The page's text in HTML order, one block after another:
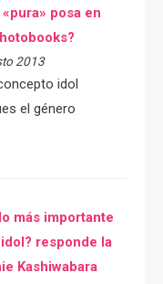
posa en
2013
idol
el género
más importante
responde la
Kashiwabara